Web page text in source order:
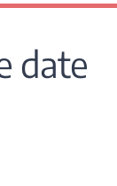
date